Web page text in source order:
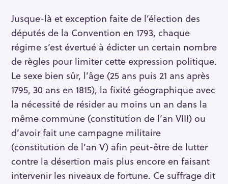
Jusque-là et exception faite de l’élection des
députés de la Convention en 1793, chaque
régime s’est évertué à édicter un certain nombre
de règles pour limiter cette expression politique.
Le sexe bien sûr, l’âge (25 ans puis 21 ans après
1795, 30 ans en 1815), la fixité géographique avec
la nécessité de résider au moins un an dans la
même commune (constitution de l’an VIII) ou
d’avoir fait une campagne militaire
(constitution de l’an V) afin peut-être de lutter
contre la désertion mais plus encore en faisant
intervenir les niveaux de fortune. Ce suffrage dit